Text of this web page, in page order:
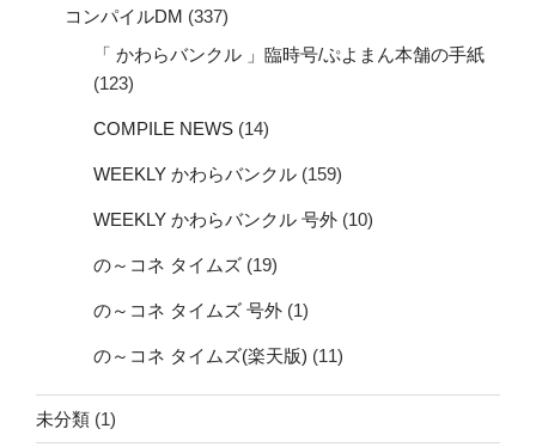
コンパイルDM (337)
「 かわらバンクル 」臨時号/ぷよまん本舗の手紙
(123)
COMPILE NEWS (14)
WEEKLY かわらバンクル (159)
WEEKLY かわらバンクル 号外 (10)
の～コネ タイムズ (19)
の～コネ タイムズ 号外 (1)
の～コネ タイムズ(楽天版) (11)
未分類 (1)